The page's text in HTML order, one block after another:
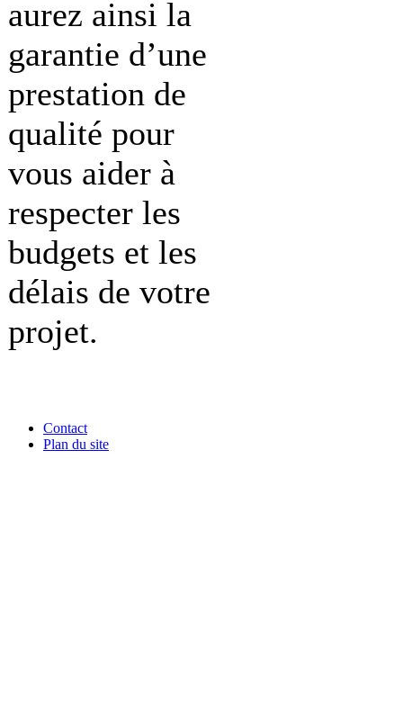
aurez ainsi la
garantie d’une
prestation de
qualité pour
vous aider à
respecter les
budgets et les
délais de votre
projet.
Contact
Plan du site